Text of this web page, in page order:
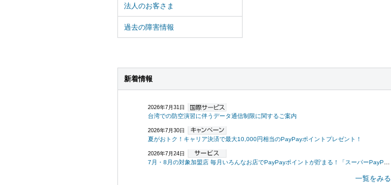
法人のお客さま
過去の障害情報
新着情報
2026年7月31日
台湾での防空演習に伴うデータ通信制限に関するご案内
2026年7月30日
夏がおトク！キャリア決済で最大10,000円相当のPayPayポイントプレゼント！
2026年7月24日
7月・8月の対象加盟店 毎月いろんなお店でPayPayポイントが貯まる！「スーパーPayPayクーポン」
一覧をみる